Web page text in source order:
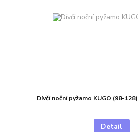
Dívčí noční pyžamo KUGO (98-128)
Detail